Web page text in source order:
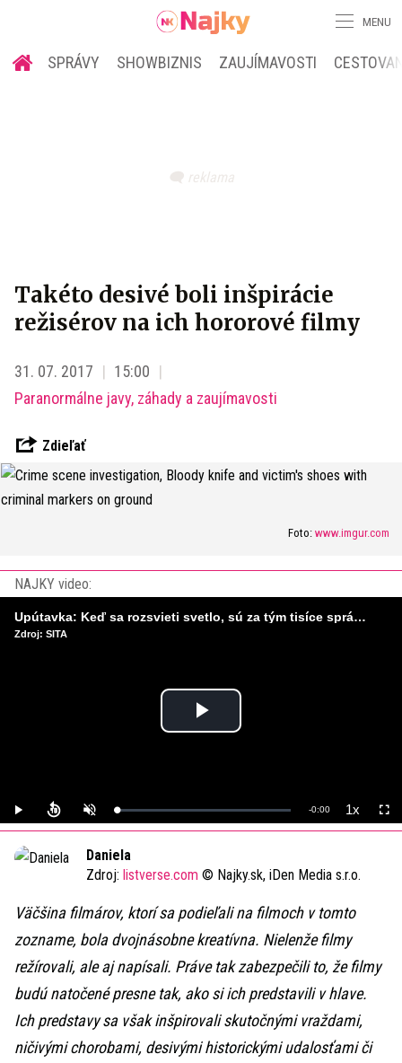
MENU
SPRÁVY SHOWBIZNIS ZAUJÍMAVOSTI
Takéto desivé boli inšpirácie
režisérov na ich hororové filmy
31. 07. 2017
15:00
Paranormálne javy, záhady a zaujímavosti
Zdieľať
Foto: www.imgur.com
NAJKY video:
Play
Play UnmuteLoaded:
0%
Remaining
-0:00 1xPlayback
Rate
Upútavka: Keď sa rozsvieti svetlo, sú za tým tisíce správnych rozhodnutí. Ako vzniká infraštruktúra, ktorú nevnímame?
Zdroj: SITA
Daniela
Zdroj: listverse.com © Najky.sk, iDen Media s.r.o.
Väčšina filmárov, ktorí sa podieľali na filmoch v tomto
zozname, bola dvojnásobne kreatívna. Nielenže filmy
režírovali, ale aj napísali. Práve tak zabezpečili to, že filmy
budú natočené presne tak, ako si ich predstavili v hlave.
Ich predstavy sa však inšpirovali skutočnými vraždami,
ničivými chorobami, desivými historickými udalosťami či